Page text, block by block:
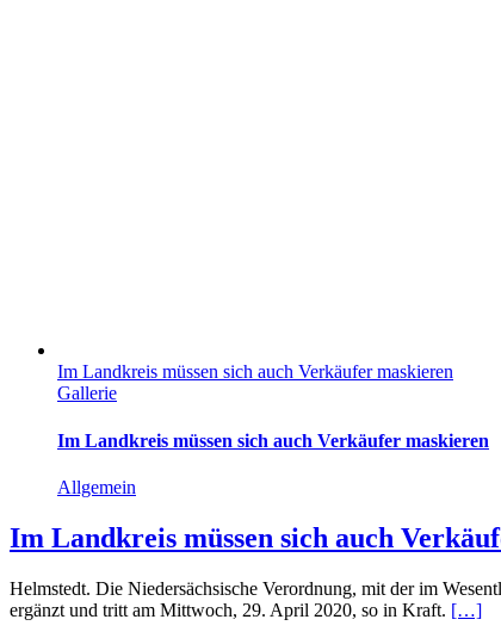
Im Landkreis müssen sich auch Verkäufer maskieren
Gallerie
Im Landkreis müssen sich auch Verkäufer maskieren
Allgemein
Im Landkreis müssen sich auch
Helmstedt. Die Niedersächsische Verordnung, mit der im
ergänzt und tritt am Mittwoch, 29. April 2020, so in Kraft. […]